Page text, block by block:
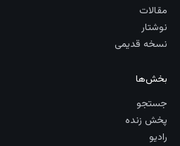
مقالات
نوشتار
نسخه قدیمی
بخش‌ها
جستجو
پخش زنده
رادیو